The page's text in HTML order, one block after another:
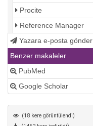
Procite
Reference Manager
Yazara e-posta gönder
Benzer makaleler
PubMed
Google Scholar
(18 kere görüntülendi)